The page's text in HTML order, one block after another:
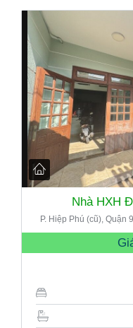
Nhà HXH
P. Hiệp Phú (cũ), Quận